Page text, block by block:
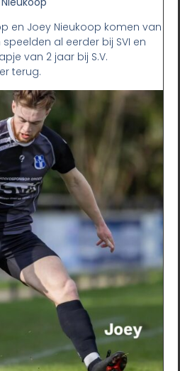
en Joey Nieukoop komen van
speelden al eerder bij SVI en
van 2 jaar bij S.V.
terug.